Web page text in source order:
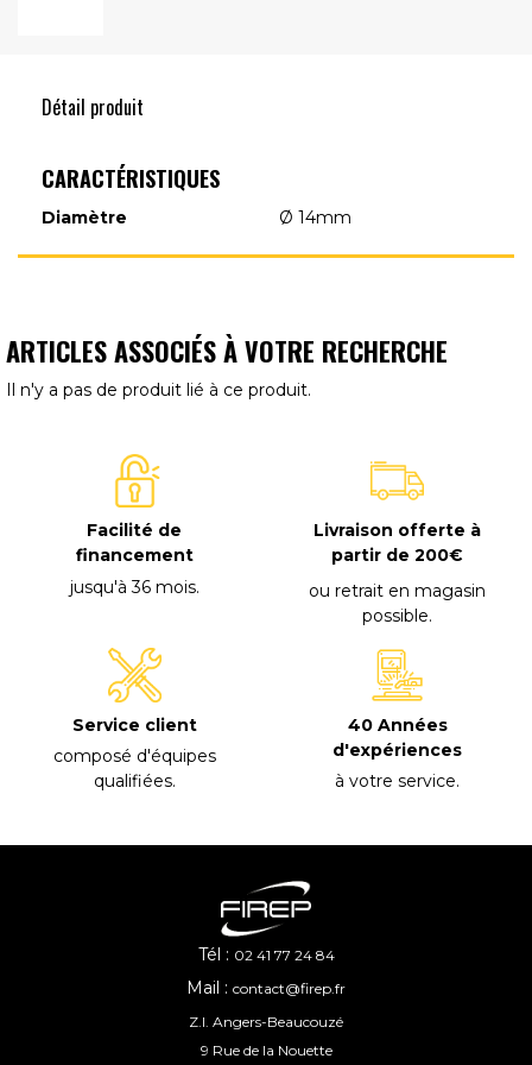
Détail produit
CARACTÉRISTIQUES
Diamètre Ø 14mm
ARTICLES ASSOCIÉS À VOTRE RECHERCHE
Il n'y a pas de produit lié à ce produit.
Facilité de
financement
jusqu'à 36 mois.
Livraison offerte à
partir de 200€
ou retrait en magasin
possible.
Service client
composé d'équipes
qualifiées.
40 Années
d'expériences
à votre service.
Tél : 02 41 77 24 84
Mail : contact@firep.fr
Z.I. Angers-Beaucouzé
9 Rue de la Nouette